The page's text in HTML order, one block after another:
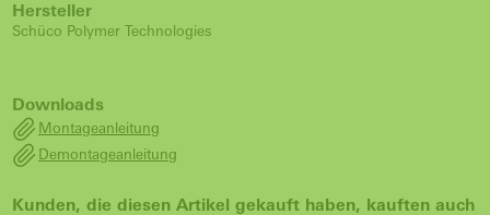
Hersteller
Schüco Polymer Technologies
Downloads
Montageanleitung
Demontageanleitung
Kunden, die diesen Artikel gekauft haben, kauften auch